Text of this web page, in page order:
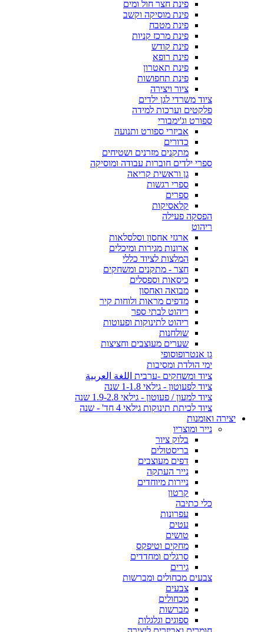
פינת חצר חול ומים
פינת מוסיקה וקשב
פינת מטבח
פינת מרכז קניות
פינת קודש
פינת רופא
פינת תאטרון
פינת תחפושות
ציור ויצירה
ציוד משרדי לגן ילדים
פלקטים וערכות למידה
ספורט וג'ימבורי
אביזרי ספורט ותנועה
כדורים
מתקנים מזרנים ושטיחים
ספרי ילדים חוברות עבודה ומוסיקה
גן וראשית קריאה
ספרי רגשות
ספרים
קלאסיקות
הפסקה פעילה
ריהוט
ארגזי אחסון וסלסלאות
ארונות מגירות ומיכלים
המלצות לציוד כללי
חצר - מתקנים ומשחקים
כיסאות וספסלים
מבואה ואחסון
מדפים מראות ולוחות קיר
ריהוט לבתי ספר
ריהוט לתינוקות ופעוטות
שולחנות
שערים מעוצבים וחציצות
גן אנטרופוסופי
ימי הולדת ומסיבות
ציוד ומשחקים -ערבית اللغة العربية
ציוד לפעוטון - גילאי 1-1.8 שנה
ציוד למעון / פעוטון - גילאי 1.9-2.8 שנה
ציוד לכיתת תינוקות גילאי 4 חד' - שנה
יצירה ואומנות
נייר ומוצריו
בלוק ציור
בריסטולים
דפים מעוצבים
נייר העתקה
ניירות מיוחדים
קרטון
כלי כתיבה
עפרונות
עטים
טושים
מחקים וטיפקס
סרגלים ומחדדים
גירים
צבעים מכחולים ומברשות
צבעים
מכחולים
מברשות
ספוגים וגלגלות